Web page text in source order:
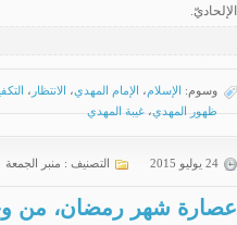
الإلحاديّ.
وسوم: الإسلام، الإمام المهدي، الانتظار ،
ظهور المهدي، غيبة المهدي
24 يوليو 2015 التصنيف : منبر الجمعة
عصارة شهر رمضان، من